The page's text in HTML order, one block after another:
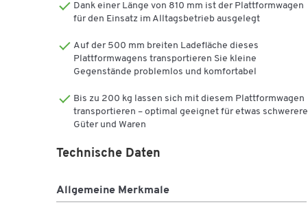
Dank einer Länge von 810 mm ist der Plattformwagen
für den Einsatz im Alltagsbetrieb ausgelegt
Auf der 500 mm breiten Ladefläche dieses
Plattformwagens transportieren Sie kleine
Gegenstände problemlos und komfortabel
Bis zu 200 kg lassen sich mit diesem Plattformwagen
transportieren – optimal geeignet für etwas schwerere
Güter und Waren
Technische Daten
Allgemeine Merkmale